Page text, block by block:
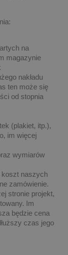
na
magazynie
nakładu
ten może się
od stopnia
(plakiet, itp.),
im więcej
wymiarów
koszt naszych
zamówienie.
stronie projekt,
Im
będzie cena
czas jego